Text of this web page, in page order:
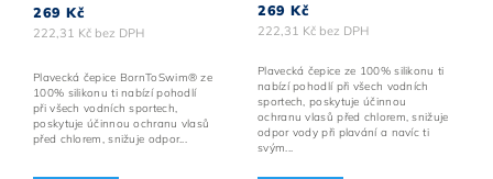
222,31 Kč bez DPH
269 Kč
Plavecká čepice BornToSwim® ze
100% silikonu ti nabízí pohodlí
při všech vodních sportech,
poskytuje účinnou ochranu vlasů
před chlorem, snižuje odpor...
222,31 Kč bez DPH
269 Kč
Plavecká čepice ze 100% silikonu ti
nabízí pohodlí při všech vodních
sportech, poskytuje účinnou
ochranu vlasů před chlorem, snižuje
odpor vody při plavání a navíc ti
svým...